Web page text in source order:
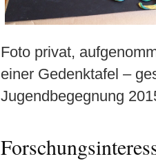
Foto privat,
einer Gedenktafel –
Jugendbegegnung